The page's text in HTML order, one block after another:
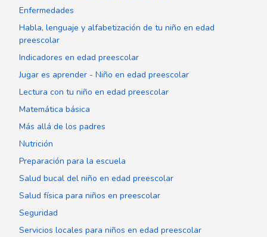
Enfermedades
Habla, lenguaje y alfabetización de tu niño en edad
preescolar
Indicadores en edad preescolar
Jugar es aprender - Niño en edad preescolar
Lectura con tu niño en edad preescolar
Matemática básica
Más allá de los padres
Nutrición
Preparación para la escuela
Salud bucal del niño en edad preescolar
Salud física para niños en preescolar
Seguridad
Servicios locales para niños en edad preescolar